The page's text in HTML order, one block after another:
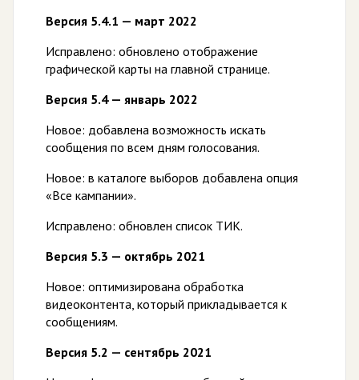
Версия 5.4.1 — март 2022
Исправлено: обновлено отображение
графической карты на главной странице.
Версия 5.4 — январь 2022
Новое: добавлена возможность искать
сообщения по всем дням голосования.
Новое: в каталоге выборов добавлена опция
«Все кампании».
Исправлено: обновлен список ТИК.
Версия 5.3 — октябрь 2021
Новое: оптимизирована обработка
видеоконтента, который прикладывается к
сообщениям.
Версия 5.2 — сентябрь 2021